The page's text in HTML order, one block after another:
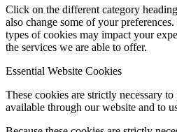
Click on the different category
also change some of your
types of cookies may impact your
the services we are able to offer.
Essential Website Cookies
These cookies are strictly necessary
available through our website and to